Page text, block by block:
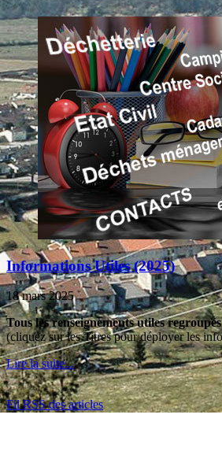
Informations Utiles (2025)
18 mars 2025
Tous les renseignements utiles
(cliquez sur les Titres pour déployer les
Lire la suite...
Fil RSS des articles